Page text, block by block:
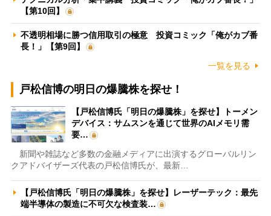
【第10回】
不透明相場に勝つ信用取引の極意 投資コミック「俺がカブ番
長！」【第9回】
一覧を見る
戸松信博の明日の爆騰株を探せ！
【戸松信博氏「明日の爆騰株」を探せ】トーメン
デバイス：サムスンを通じて世界のAIメモリ需
要…
新聞や雑誌など多数の金融メディアに出演するグローバルリン
クアドバイザーズ代表の戸松信博氏が、最新…
【戸松信博氏「明日の爆騰株」を探せ】レーザーテック：最先
端半導体の製造に不可欠な検査装…